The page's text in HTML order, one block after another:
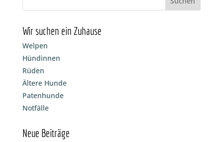
Wir suchen ein Zuhause
Welpen
Hündinnen
Rüden
Ältere Hunde
Patenhunde
Notfälle
Neue Beiträge